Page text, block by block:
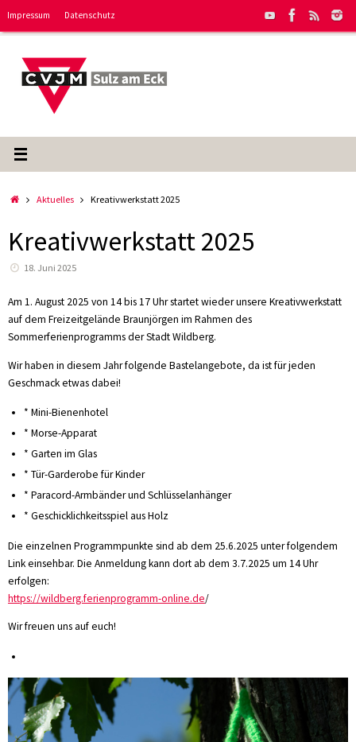
Impressum Datenschutz
StartAktuelles Kreativwerkstatt 2025
Kreativwerkstatt 2025
18. Juni 2025
Am 1. August 2025 von 14 bis 17 Uhr startet wieder unsere Kreativwerkstatt
auf dem Freizeitgelände Braunjörgen im Rahmen des
Sommerferienprogramms der Stadt Wildberg.
Wir haben in diesem Jahr folgende Bastelangebote, da ist für jeden
Geschmack etwas dabei!
* Mini-Bienenhotel
* Morse-Apparat
* Garten im Glas
* Tür-Garderobe für Kinder
* Paracord-Armbänder und Schlüsselanhänger
* Geschicklichkeitsspiel aus Holz
Die einzelnen Programmpunkte sind ab dem 25.6.2025 unter folgendem
Link einsehbar. Die Anmeldung kann dort ab dem 3.7.2025 um 14 Uhr
erfolgen:
https://wildberg.ferienprogramm-online.de/
Wir freuen uns auf euch!